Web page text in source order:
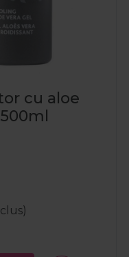
cu aloe